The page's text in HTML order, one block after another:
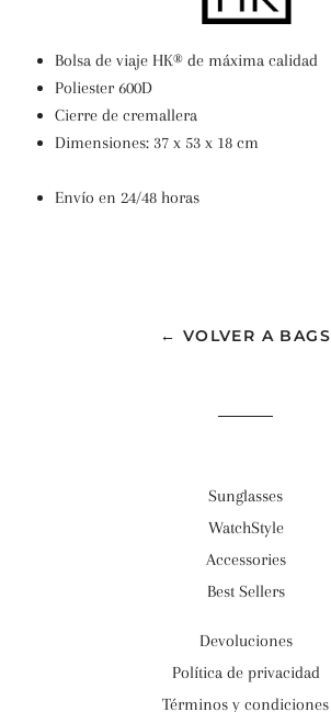
Bolsa de viaje HK® de máxima calidad
Poliester 600D
Cierre de cremallera
Dimensiones: 37 x 53 x 18 cm
Envío en 24/48 horas
← VOLVER A BAGS
Sunglasses
WatchStyle
Accessories
Best Sellers
Devoluciones
Política de privacidad
Términos y condiciones